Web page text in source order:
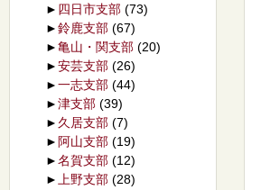
► 四日市支部 (73)
►鈴鹿支部 (67)
►亀山・関支部 (20)
►安芸支部 (26)
►一志支部 (44)
►津支部 (39)
► 久居支部 (7)
► 阿山支部 (19)
►名賀支部 (12)
►
上野支部 (28)